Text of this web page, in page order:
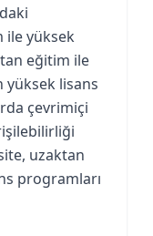
ile yüksek
eğitim ile
yüksek lisans
çevrimiçi
uzaktan
programları